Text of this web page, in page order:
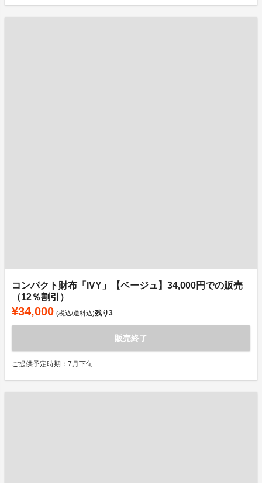
コンパクト財布「IVY」【ベージュ】34,000円での販売
（12％割引）
¥34,000 (税込/送料込)残り3
販売終了
ご提供予定時期：7月下旬